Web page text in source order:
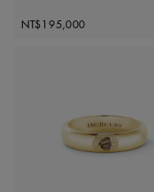
Original price
NT$195,000